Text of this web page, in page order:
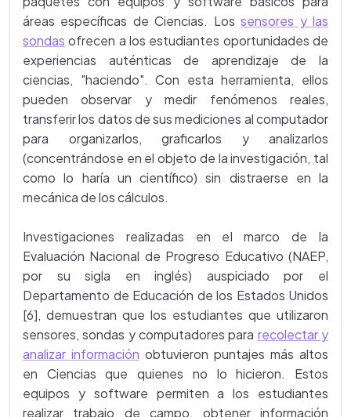
áreas específicas de Ciencias. Lossensores y las
sondas ofrecen a los estudiantes oportunidades de
experiencias auténticas de aprendizaje de la
ciencias, "haciendo". Con esta herramienta, ellos
pueden observar y medir fenómenos reales,
transferir los datos de sus mediciones al computador
para organizarlos, graficarlos y analizarlos
(concentrándose en el objeto de la investigación, tal
como lo haría un científico) sin distraerse en la
mecánica de los cálculos.
Investigaciones realizadas en el marco de la
Evaluación Nacional de Progreso Educativo (NAEP,
por su sigla en inglés) auspiciado por el
Departamento de Educación de los Estados Unidos
[6], demuestran que los estudiantes que utilizaron
sensores, sondas y computadores para recolectar y
analizar información obtuvieron puntajes más altos
en Ciencias que quienes no lo hicieron. Estos
equipos y software permiten a los estudiantes
realizar trabajo de campo, obtener información